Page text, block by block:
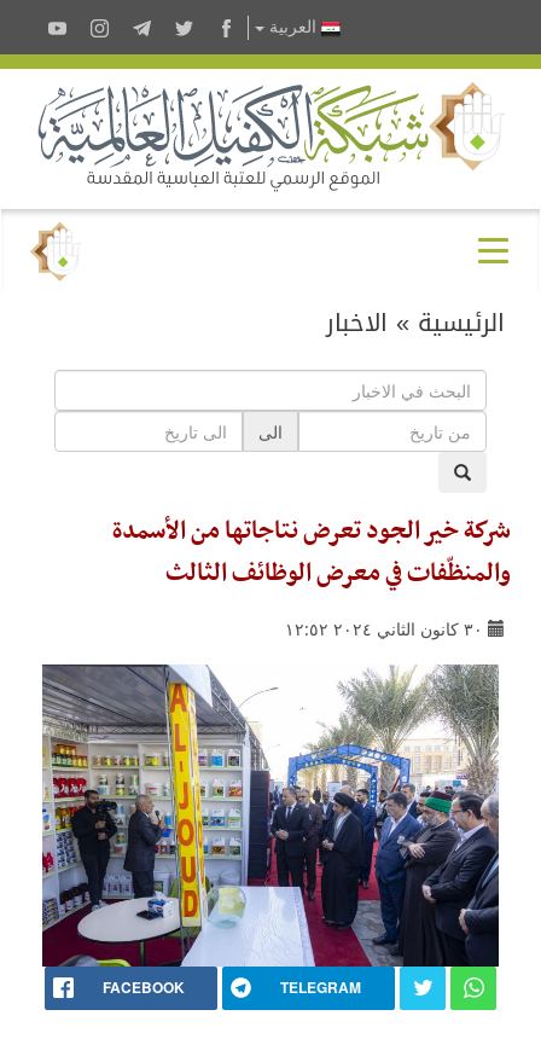
العربية
الرئيسية » الاخبار
الى
شركة خير الجود تعرض نتاجاتها من الأسمدة
والمنظّفات في معرض الوظائف الثالث
٣٠ كانون الثاني ٢٠٢٤ ١٢:٥٢
FACEBOOK TELEGRAM